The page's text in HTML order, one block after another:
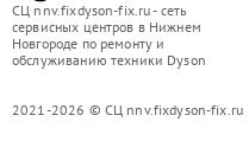
СЦ nnv.fixdyson-fix.ru - сеть
сервисных центров в Нижнем
Новгороде по ремонту и
обслуживанию техники Dyson
2021-2026 © СЦ nnv.fixdyson-fix.ru